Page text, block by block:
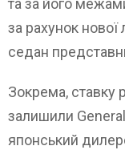
та за його
за рахунок нової
седан
Зокрема, ставку
залишили
японський